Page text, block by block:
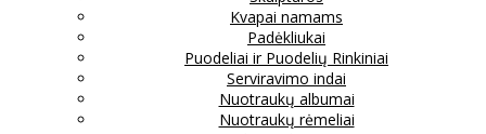
Kvapai namams
Padėkliukai
Puodeliai ir Puodelių Rinkiniai
Serviravimo indai
Nuotraukų albumai
Nuotraukų rėmeliai